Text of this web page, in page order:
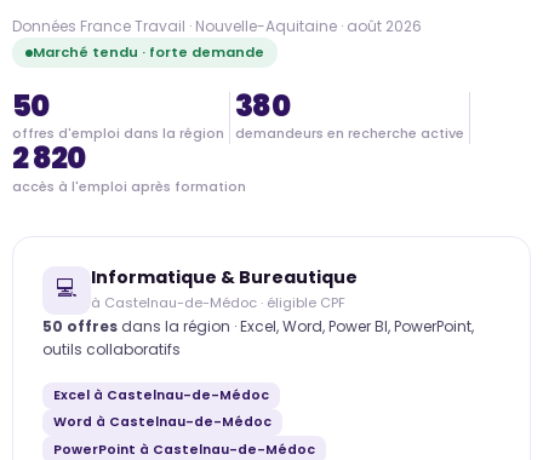
Données France Travail · Nouvelle-Aquitaine · août 2026
Marché tendu · forte demande
50
offres d'emploi dans la région
380
demandeurs en recherche active
2 820
accès à l'emploi après formation
💻 Informatique & Bureautique
à Castelnau-de-Médoc · éligible CPF
50 offres dans la région · Excel, Word, Power BI, PowerPoint,
outils collaboratifs
Excel à Castelnau-de-Médoc
Word à Castelnau-de-Médoc
PowerPoint à Castelnau-de-Médoc